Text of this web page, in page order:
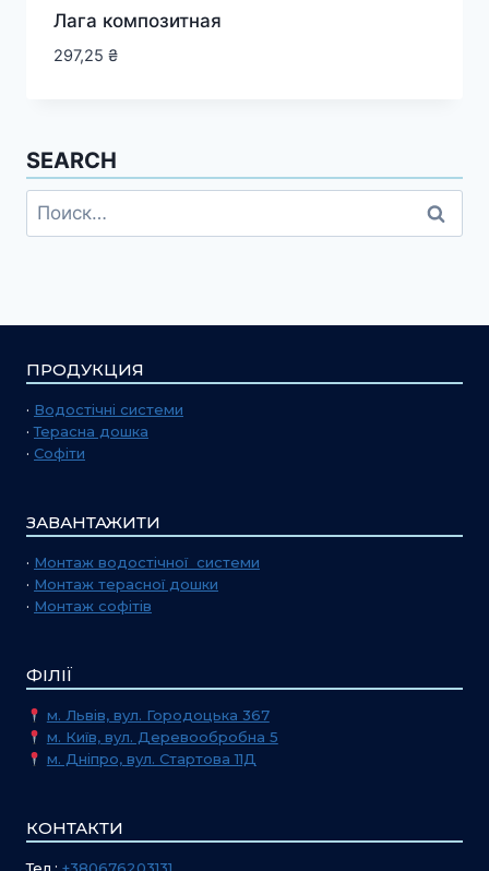
Лага композитная
297,25 ₴
SEARCH
ПРОДУКЦИЯ
· Водостічні системи
·Терасна дошка
· Софіти
ЗАВАНТАЖИТИ
· Монтаж водостічної системи
· Монтаж терасної дошки
· Монтаж софітів
ФІЛІЇ
м. Львів, вул. Городоцька 367
м. Київ, вул. Деревообробна 5
м. Дніпро, вул. Стартова 11Д
КОНТАКТИ